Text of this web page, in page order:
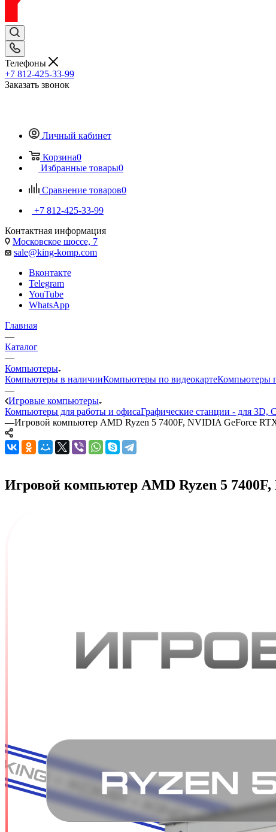
Телефоны
+7 812-425-33-99
Заказать звонок
Личный кабинет
Корзина0
Избранные товары0
Сравнение товаров0
+7 812-425-33-99
Контактная информация
Московское шоссе, 7
sale@king-komp.com
Вконтакте
Telegram
YouTube
WhatsApp
Главная
—
Каталог
—
Компьютеры
Компьютеры в наличииКомпьютеры по видеокартеКомпьютеры
—
Игровые компьютеры
Компьютеры для работы и офисаГрафические станции - для 3D,
—Игровой компьютер AMD Ryzen 5 7400F, NVIDIA GeForce
Игровой компьютер AMD Ryzen 5 7400F,